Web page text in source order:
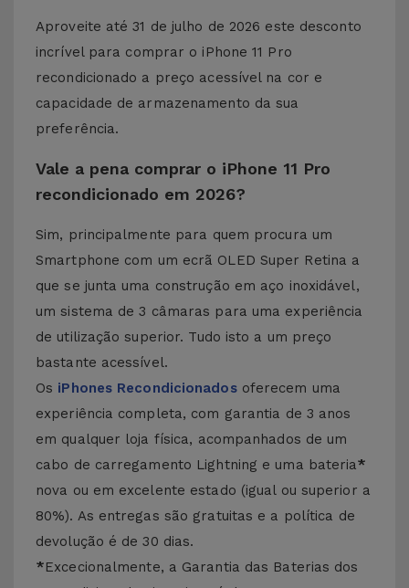
Aproveite até 31 de julho de 2026 este desconto
incrível para comprar o iPhone 11 Pro
recondicionado a preço acessível na cor e
capacidade de armazenamento da sua
preferência.
Vale a pena comprar o iPhone 11 Pro
recondicionado em 2026?
Sim, principalmente para quem procura um
Smartphone com um ecrã OLED Super Retina a
que se junta uma construção em aço inoxidável,
um sistema de 3 câmaras para uma experiência
de utilização superior. Tudo isto a um preço
bastante acessível.
Os iPhones Recondicionadosoferecem uma
experiência completa, com garantia de 3 anos
em qualquer loja física, acompanhados de um
cabo de carregamento Lightning e uma bateria*
nova ou em excelente estado (igual ou superior a
80%). As entregas são gratuitas e a política de
devolução é de 30 dias.
*Excecionalmente, a Garantia das Baterias dos